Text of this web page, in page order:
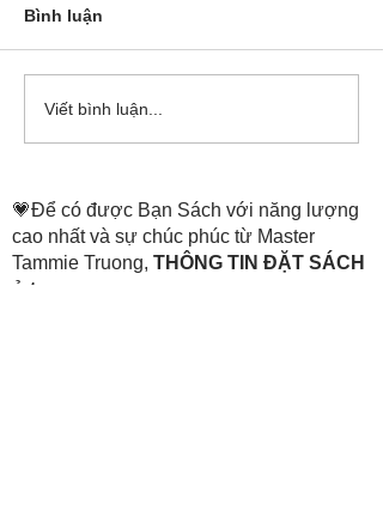
Cô Hoa Duong chia sẻ
Bình luận
Viết bình luận...
💗Để có được Bạn Sách với năng lượng
cao nhất và sự chúc phúc từ Master
Tammie Truong, THÔNG TIN ĐẶT SÁCH
ở trang: